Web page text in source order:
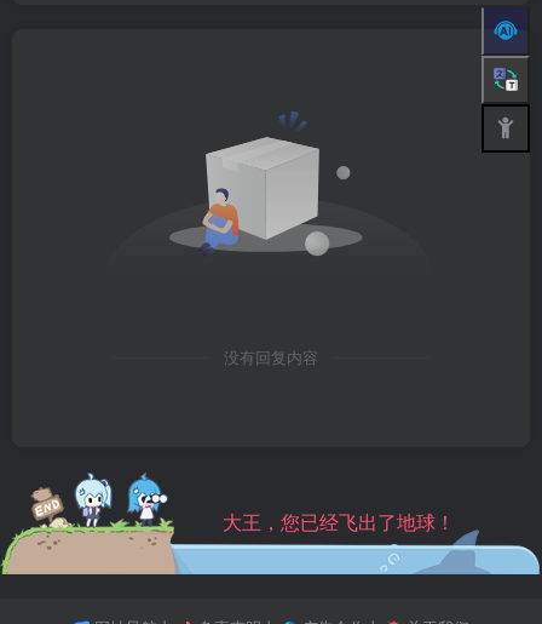
没有回复内容
大王，您已经飞出了地球！